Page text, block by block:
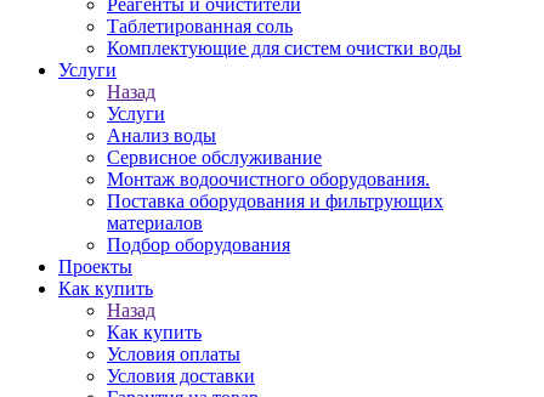
Реагенты и очистители
Таблетированная соль
Комплектующие для систем очистки воды
Услуги
Назад
Услуги
Анализ воды
Сервисное обслуживание
Монтаж водоочистного оборудования.
Поставка оборудования и фильтрующих
материалов
Подбор оборудования
Проекты
Как купить
Назад
Как купить
Условия оплаты
Условия доставки